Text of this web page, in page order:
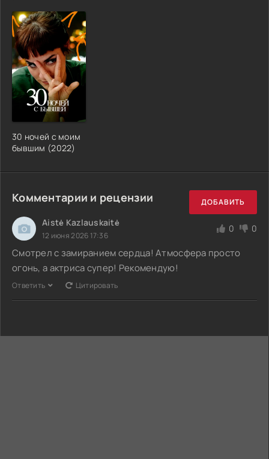
30 ночей с моим
бывшим (2022)
Комментарии и рецензии ДОБАВИТЬ
Aistė Kazlauskaitė
12 июня 2026 17:36
0 0
Смотрел с замиранием сердца! Атмосфера просто
огонь, а актриса супер! Рекомендую!
Ответить Цитировать